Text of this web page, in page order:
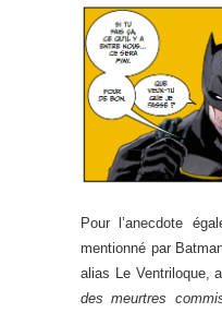
Pour l’anecdote
mentionné par
alias Le Ventriloque,
des meurtres